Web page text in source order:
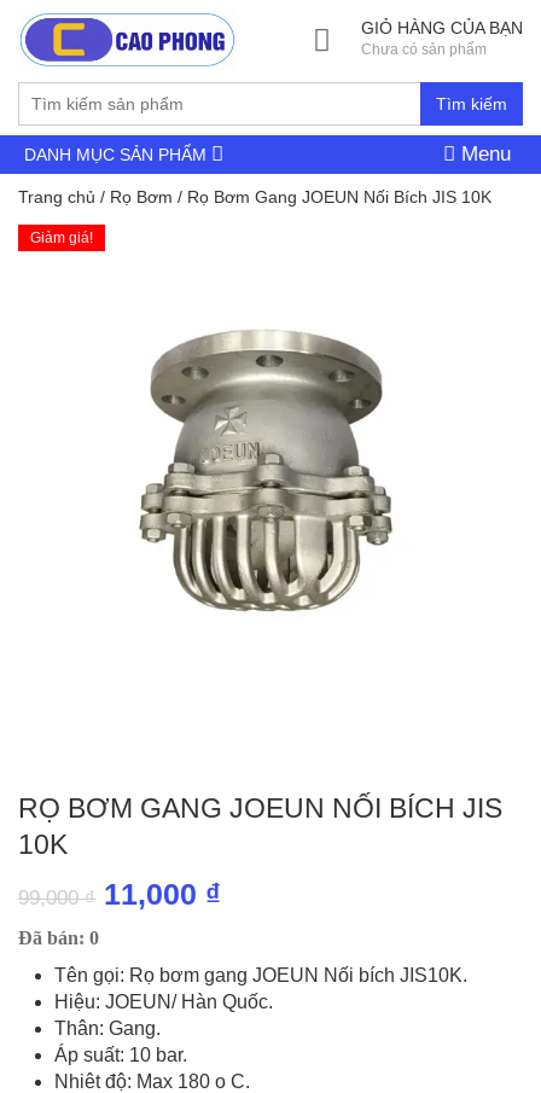
Tìm kiếm
GIỎ HÀNG CỦA BẠN
Chưa có sản phẩm
DANH MỤC SẢN PHẨM Menu
Trang chủ / Rọ Bơm / Rọ Bơm Gang JOEUN Nối Bích JIS 10K
Giảm giá!
RỌ BƠM GANG JOEUN NỐI BÍCH JIS
10K
99,000₫ Giá
là:
99,000 ₫.
11,000 ₫
tại
là:
Đã bán: 0
Tên gọi: Rọ bơm gang JOEUN Nối bích JIS10K.
Hiệu: JOEUN/ Hàn Quốc.
Thân: Gang.
Áp suất: 10 bar.
Nhiêt độ: Max 180 o C.